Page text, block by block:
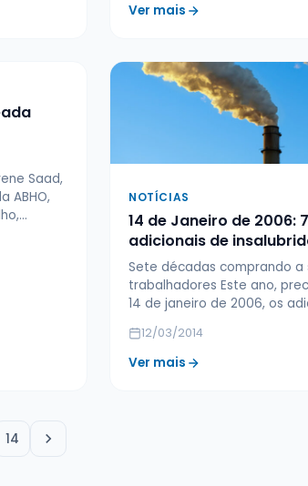
Ver mais
Saad,
ABHO,
NOTÍCIAS
14 de Janeiro de 2006:
adicionais de
Sete décadas comprando a
trabalhadores Este ano,
14 de janeiro de 2006, os
12/03/2014
Ver mais
14